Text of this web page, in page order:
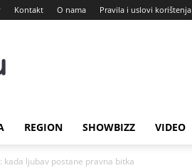
Kontakt O nama Pravila i uslovi korištenja
REGION SHOWBIZZ VIDEO
kada ljubav postane pravna bitka